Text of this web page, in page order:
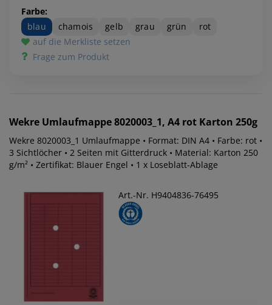
Farbe:
blau
chamois gelb grau grün
rot
auf die Merkliste setzen
Frage zum Produkt
Wekre Umlaufmappe 8020003_1, A4 rot Karton 250g
Wekre 8020003_1 Umlaufmappe • Format: DIN A4 • Farbe: rot •
3 Sichtlöcher • 2 Seiten mit Gitterdruck • Material: Karton 250
g/m² • Zertifikat: Blauer Engel • 1 x Loseblatt-Ablage
Art.-Nr. H9404836-76495